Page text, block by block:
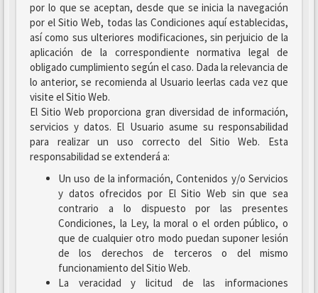
por lo que se aceptan, desde que se inicia la navegación
por el Sitio Web, todas las Condiciones aquí establecidas,
así como sus ulteriores modificaciones, sin perjuicio de la
aplicación de la correspondiente normativa legal de
obligado cumplimiento según el caso. Dada la relevancia de
lo anterior, se recomienda al Usuario leerlas cada vez que
visite el Sitio Web.
El Sitio Web proporciona gran diversidad de información,
servicios y datos. El Usuario asume su responsabilidad
para realizar un uso correcto del Sitio Web. Esta
responsabilidad se extenderá a:
Un uso de la información, Contenidos y/o Servicios
y datos ofrecidos por El Sitio Web sin que sea
contrario a lo dispuesto por las presentes
Condiciones, la Ley, la moral o el orden público, o
que de cualquier otro modo puedan suponer lesión
de los derechos de terceros o del mismo
funcionamiento del Sitio Web.
La veracidad y licitud de las informaciones